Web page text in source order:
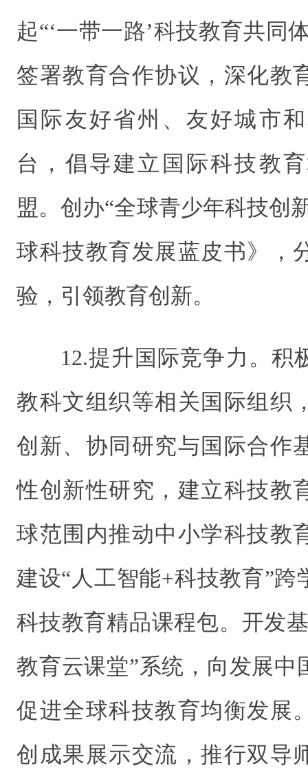
起“‘一带一路’科技教育共同
签署教育合作协议，深化教
国际友好省州、友好城市
台，倡导建立国际科技教
盟。创办“全球青少年科技创
球科技教育发展蓝皮书》，
验，引领教育创新。
12.提升国际竞争力。积
教科文组织等相关国际组织
创新、协同研究与国际合作
性创新性研究，建立科技教
球范围内推动中小学科技教
建设“人工智能+科技教育”
科技教育精品课程包。开发
教育云课堂”系统，向发展中
促进全球科技教育均衡发展
创成果展示交流，推行双导